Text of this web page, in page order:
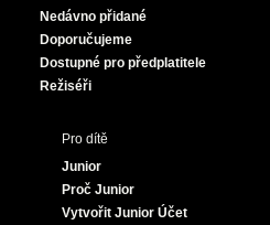
Nedávno přidané
Doporučujeme
Dostupné pro předplatitele
Režiséři
Pro dítě
Junior
Proč Junior
Vytvořit Junior Účet